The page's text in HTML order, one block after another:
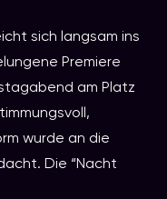
sich langsam ins
Premiere
am Platz
wurde an die
Die “Nacht